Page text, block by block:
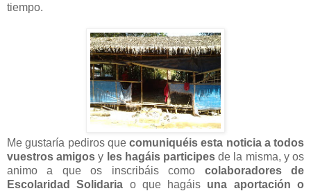
tiempo.
Me gustaría pediros que comuniquéis esta noticia a todos
vuestros amigos y les hagáis participes de la misma, y os
animo a que os inscribáis como colaboradores de
Escolaridad Solidaria o que hagáis una aportación o